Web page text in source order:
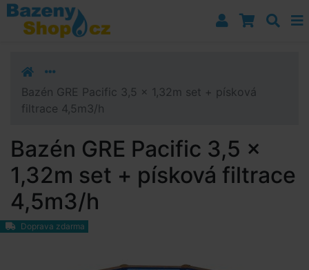
Přejít k navigaci
Přejít na obsah
Přejít k postrannímu sloupci
Bazén GRE Pacific 3,5 x 1,32m set + písková
filtrace 4,5m3/h
Bazén GRE Pacific 3,5 x
1,32m set + písková filtrace
4,5m3/h
Doprava zdarma